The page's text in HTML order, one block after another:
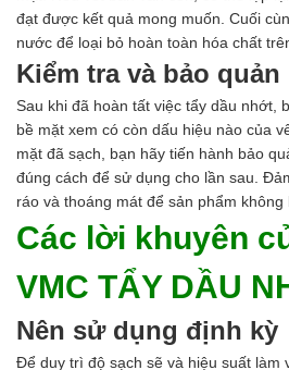
Ngành Thực Phẩm
Ngành Nông Nghiệp
Ngành Thủy Sản
Ngành Nhựa
Ngành Xi Mạ
Ngành Thủy Tinh
Ngành Dệt Nhuộm
Ngành In Ấn Bao Bì
Ngành Gỗ
Ngành Mỹ Phẩm
đạt được kết quả mong muốn. Cuối
nước để loại bỏ hoàn toàn hóa chất
Kiểm tra và bảo quản
Sau khi đã hoàn tất việc tẩy dầu nhớt,
bề mặt xem có còn dấu hiệu nào của
mặt đã sạch, bạn hãy tiến hành bảo
đúng cách để sử dụng cho lần sau.
ráo và thoáng mát để sản phẩm không
Các lời khuyên
VMC TẨY DẦU
Nên sử dụng định kỳ
Để duy trì độ sạch sẽ và hiệu suất làm